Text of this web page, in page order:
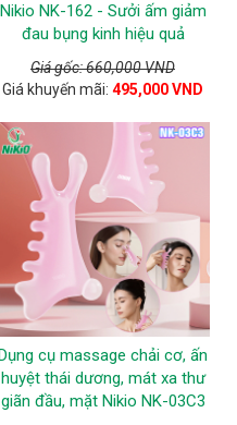
Nikio NK-162 - Sưởi ấm giảm
đau bụng kinh hiệu quả
Giá gốc: 660,000 VND
Giá khuyến mãi: 495,000 VND
Dụng cụ massage chải cơ, ấn
huyệt thái dương, mát xa thư
giãn đầu, mặt Nikio NK-03C3